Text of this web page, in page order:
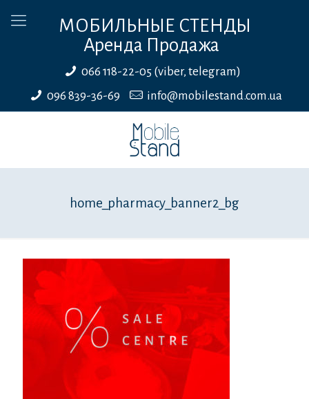
МОБИЛЬНЫЕ СТЕНДЫ
Аренда Продажа
066 118-22-05 (viber, telegram)
096 839-36-69
info@mobilestand.com.ua
home_pharmacy_banner2_bg